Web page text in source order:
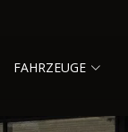
FAHRZEUGE